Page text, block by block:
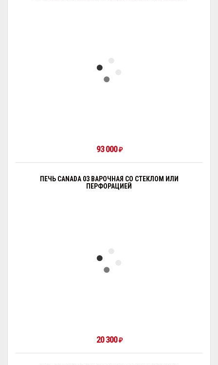
93 000₽
ПЕЧЬ CANADA 03 ВАРОЧНАЯ СО СТЕКЛОМ ИЛИ
ПЕРФОРАЦИЕЙ
20 300₽